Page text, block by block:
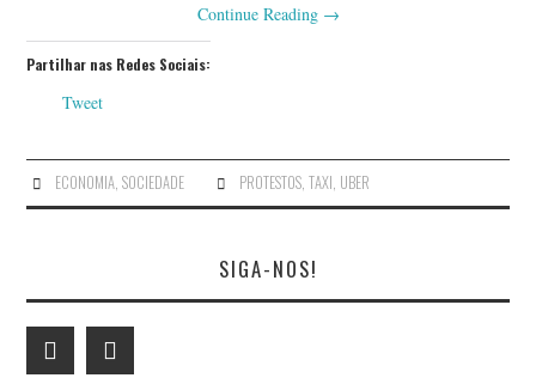
Continue Reading →
Partilhar nas Redes Sociais:
Tweet
ECONOMIA, SOCIEDADE PROTESTOS, TAXI, UBER
SIGA-NOS!